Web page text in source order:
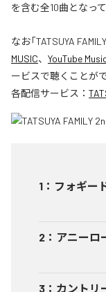
を含む全10曲となって
なお「TATSUYA
MUSIC、 YouTube
ービスで聴くことが
各配信サービス：
1 ： フォギー
2 ： アニーロ
3 ： カントリ